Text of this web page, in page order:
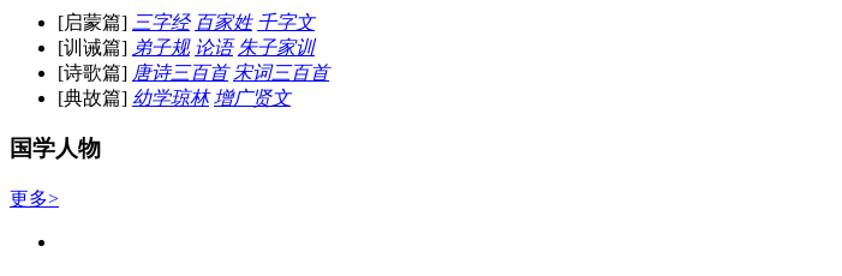
[启蒙篇] 三字经 百家姓 千字文
[训诫篇] 弟子规 论语 朱子家训
[诗歌篇] 唐诗三百首 宋词三百首
[典故篇] 幼学琼林 增广贤文
国学人物
更多>